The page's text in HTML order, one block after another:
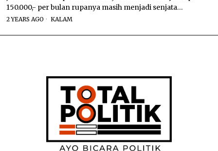
150.000,- per bulan rupanya masih menjadi senjata…
2 YEARS AGO KALAM